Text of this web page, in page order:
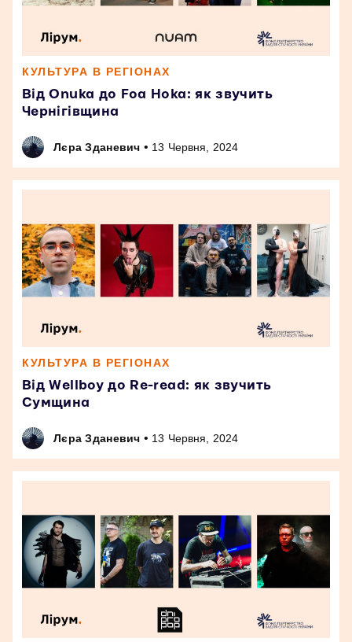
КУЛЬТУРА В РЕГІОНАХ
Від Onuka до Foa Hoka: як звучить
Чернігівщина
Лєра Зданевич • 13 Червня, 2024
КУЛЬТУРА В РЕГІОНАХ
Від Wellboy до Re-read: як звучить
Сумщина
Лєра Зданевич • 13 Червня, 2024